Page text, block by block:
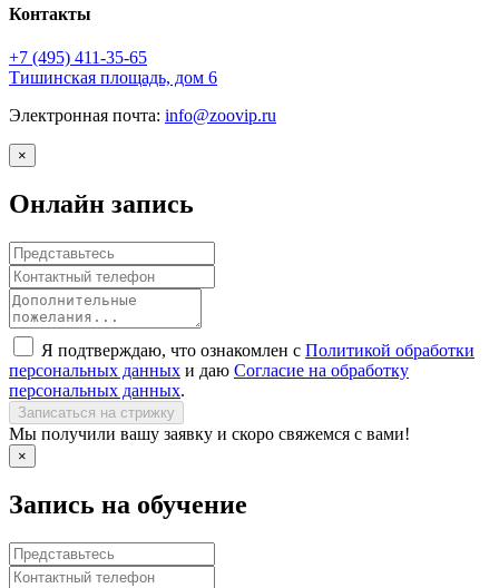
Контакты
+7 (495) 411-35-65
Тишинская площадь, дом 6
Электронная почта: info@zoovip.ru
×
Онлайн запись
Я подтверждаю, что ознакомлен с Политикой обработки
персональных данных и даю Согласие на обработку
персональных данных.
Записаться на стрижку
Мы получили вашу заявку и скоро свяжемся с вами!
×
Запись на обучение